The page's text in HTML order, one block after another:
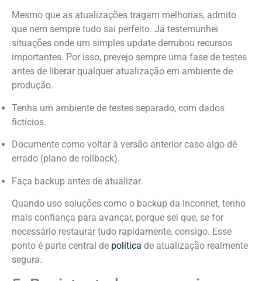
Mesmo que as atualizações tragam melhorias, admito
que nem sempre tudo sai perfeito. Já testemunhei
situações onde um simples update derrubou recursos
importantes. Por isso, prevejo sempre uma fase de testes
antes de liberar qualquer atualização em ambiente de
produção.
Tenha um ambiente de testes separado, com dados
fictícios.
Documente como voltar à versão anterior caso algo dê
errado (plano de rollback).
Faça backup antes de atualizar.
Quando uso soluções como o backup da Inconnet, tenho
mais confiança para avançar, porque sei que, se for
necessário restaurar tudo rapidamente, consigo. Esse
ponto é parte central de política de atualização realmente
segura.